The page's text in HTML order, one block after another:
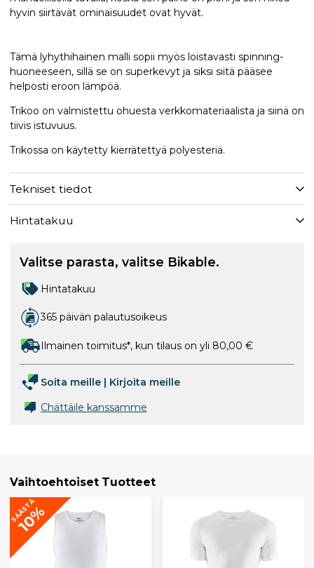
hyvin siirtävät ominaisuudet ovat hyvät.
Tämä lyhythihainen malli sopii myös loistavasti spinning-
huoneeseen, sillä se on superkevyt ja siksi siitä pääsee
helposti eroon lämpöä.
Trikoo on valmistettu ohuesta verkkomateriaalista ja siinä on
tiivis istuvuus.
Trikossa on käytetty kierrätettyä polyesteriä.
Tekniset tiedot
Hintatakuu
Valitse parasta, valitse Bikable.
Hintatakuu
365 päivän palautusoikeus
Ilmainen toimitus*, kun tilaus on yli 80,00 €
Soita meille | Kirjoita meille
Chättäile kanssamme
Vaihtoehtoiset Tuotteet
SÄÄSTÄ
10%